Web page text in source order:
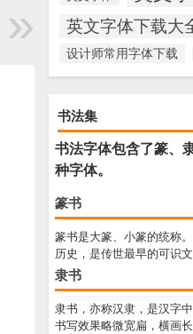
英文字体下载大
设计师常用字体下载
书法集
书法字体包含了篆、
种字体。
篆书
篆书是大篆、小篆的统称
历史，是传世最早的可识
隶书
隶书，亦称汉隶，是汉字
书写效果略微宽扁，横画